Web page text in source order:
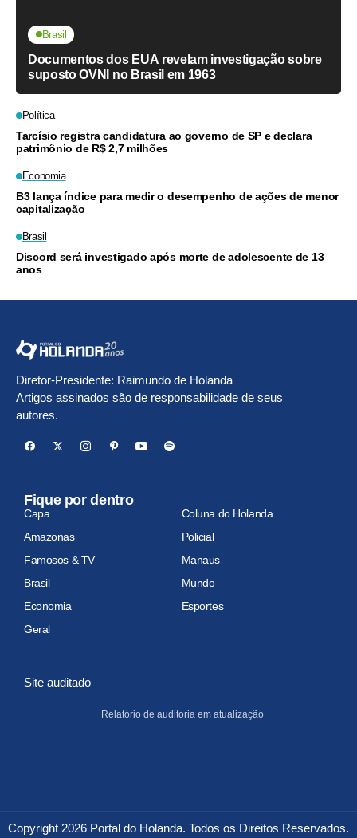
Brasil
Documentos dos EUA revelam investigação sobre
suposto OVNI no Brasil em 1963
Política
Tarcísio registra candidatura ao governo de SP e declara
patrimônio de R$ 2,7 milhões
Economia
B3 lança índice para medir o desempenho de ações de menor
capitalização
Brasil
Discord será investigado após morte de adolescente de 13
anos
Diretor-Presidente: Raimundo de Holanda
Artigos assinados são de responsabilidade de seus
autores.
Fique por dentro
Capa
Coluna do Holanda
Amazonas
Policial
Famosos & TV
Manaus
Brasil
Mundo
Economia
Esportes
Geral
Site auditado
Relatório de auditoria em atualização
Copyright 2026 Portal do Holanda. Todos os Direitos Reservados.